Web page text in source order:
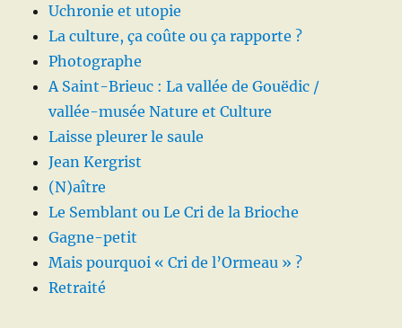
Uchronie et utopie
La culture, ça coûte ou ça rapporte ?
Photographe
A Saint-Brieuc : La vallée de Gouëdic /
vallée-musée Nature et Culture
Laisse pleurer le saule
Jean Kergrist
(N)aître
Le Semblant ou Le Cri de la Brioche
Gagne-petit
Mais pourquoi « Cri de l’Ormeau » ?
Retraité